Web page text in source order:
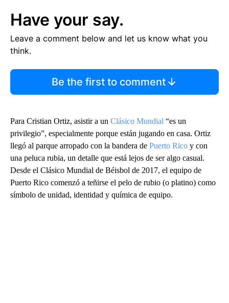
Have your say.
Leave a comment below and let us know what you
think.
Be the first to comment
Para Cristian Ortiz, asistir a un Clásico Mundial “es un
privilegio”, especialmente porque están jugando en casa. Ortiz
llegó al parque arropado con la bandera de Puerto Rico y con
una peluca rubia, un detalle que está lejos de ser algo casual.
Desde el Clásico Mundial de Béisbol de 2017, el equipo de
Puerto Rico comenzó a teñirse el pelo de rubio (o platino) como
símbolo de unidad, identidad y química de equipo.